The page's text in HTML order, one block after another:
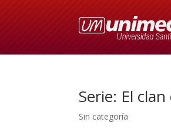
Serie: El
Sin categoría